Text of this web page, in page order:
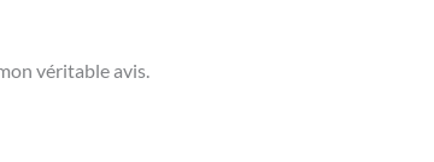
véritable avis.